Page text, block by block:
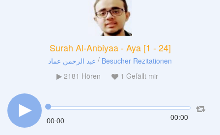
Surah Al-Anbiyaa - Aya [1 - 24]
عبد الرحمن عماد / Besucher Rezitationen
2181 Hören 1 Gefällt mir
00:00 00:00